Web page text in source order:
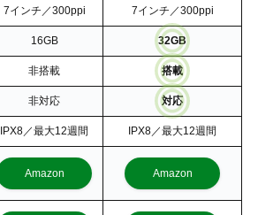
7インチ／300ppi 7インチ／300ppi
16GB 32GB
非搭載 搭載
非対応 対応
IPX8／最大12週間 IPX8／最大12週間
Amazon Amazon